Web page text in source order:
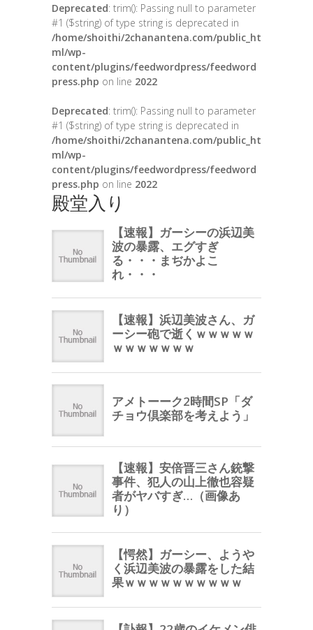
Deprecated: trim(): Passing null to parameter
#1 ($string) of type string is deprecated in
/home/shoithi/2chanantena.com/public_ht
ml/wp-
content/plugins/feedwordpress/feedword
press.php on line 2022
Deprecated: trim(): Passing null to parameter
#1 ($string) of type string is deprecated in
/home/shoithi/2chanantena.com/public_ht
ml/wp-
content/plugins/feedwordpress/feedword
press.php on line 2022
殿堂入り